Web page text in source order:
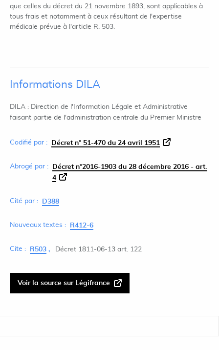
que celles du décret du 21 novembre 1893, sont applicables à
tous frais et notamment à ceux résultant de l'expertise
médicale prévue à l'article R. 503.
Informations DILA
DILA : Direction de l'Information Légale et Administrative
faisant partie de l'administration centrale du Premier Ministre
Codifié par : Décret n° 51-470 du 24 avril 1951
Abrogé par :
Décret n°2016-1903 du 28 décembre 2016 - art.
4
Cité par : D388
Nouveaux textes : R412-6
Cite : R503 Décret 1811-06-13 art. 122
Voir la source sur Légifrance